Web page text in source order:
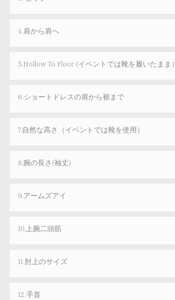
4.肩から肩へ
5.Hollow To Floor (イベントでは靴を履いたまま）
6.ショートドレスの肩から裾まで
7.自然な高さ（イベントでは靴を使用）
8.腕の長さ(袖丈)
9.アームズアイ
10.上腕二頭筋
11.肘上のサイズ
12.手首